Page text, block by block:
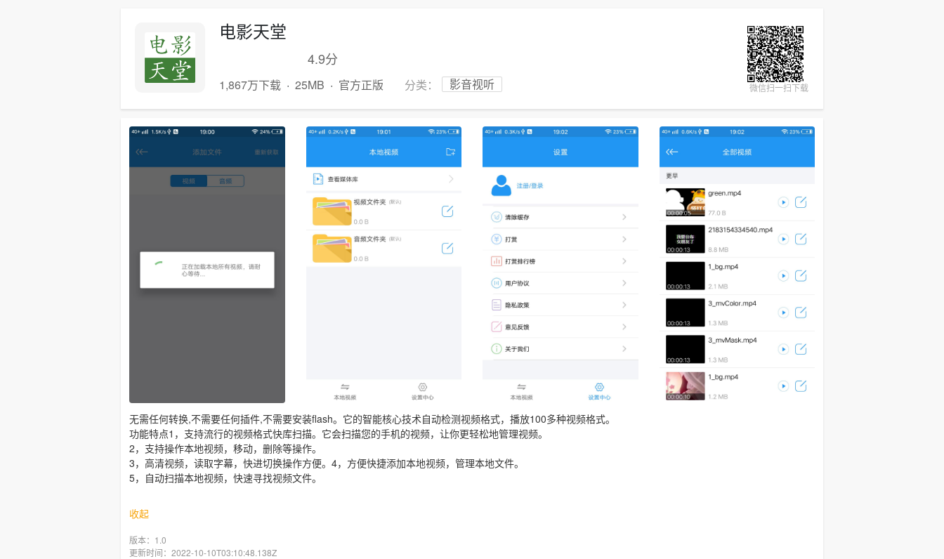
电影天堂
4.9分
1,867万下载 · 25MB · 官方正版 分类： 影音视听 微信扫一扫下载
无需任何转换,不需要任何插件,不需要安装flash。它的智能核心技术自动检测视频格式，播放100多种视频格式。
功能特点1，支持流行的视频格式快库扫描。它会扫描您的手机的视频，让你更轻松地管理视频。
2，支持操作本地视频，移动，删除等操作。
3，高清视频，读取字幕，快进切换操作方便。4，方便快捷添加本地视频，管理本地文件。
5，自动扫描本地视频，快速寻找视频文件。
收起
版本：1.0
更新时间：2022-10-10T03:10:48.138Z